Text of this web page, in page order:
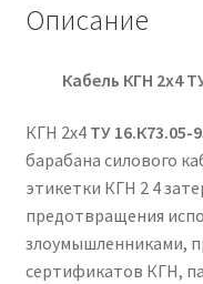
Описание
Кабель КГН 2х4
КГН 2х4 ТУ 16.К73.05-
барабана силового
этикетки КГН 2 4
предотвращения
злоумышленниками,
сертификатов КГН,